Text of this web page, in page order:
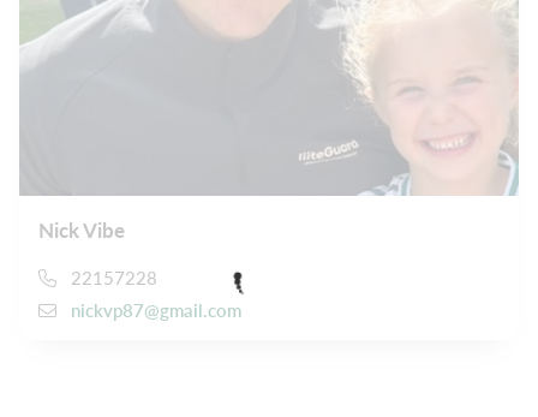
Nick Vibe
22157228
nickvp87@gmail.com